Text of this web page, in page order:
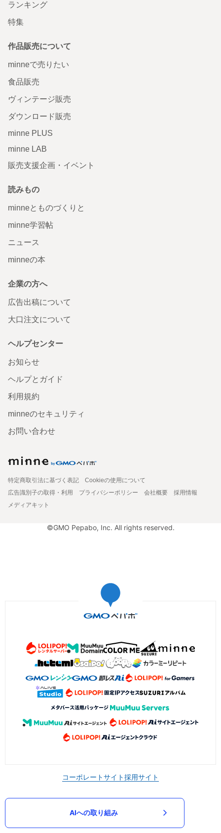
ランキング
特集
作品販売について
minneで売りたい
食品販売
ヴィンテージ販売
ダウンロード販売
minne PLUS
minne LAB
販売支援企画・イベント
読みもの
minneとものづくりと
minne学習帖
ニュース
minneの本
企業の方へ
広告出稿について
大口注文について
ヘルプセンター
お知らせ
ヘルプとガイド
利用規約
minneのセキュリティ
お問い合わせ
特定商取引法に基づく表記
Cookieの使用について
広告識別子の取得・利用
プライバシーポリシー 会社概要
採用情報
メディアキット
©GMO Pepabo, Inc. All rights reserved.
コーポレートサイト採用サイト
AIへの取り組み